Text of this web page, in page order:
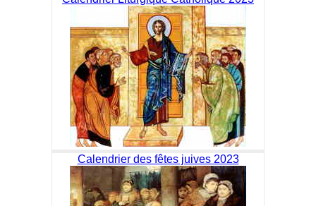
Calendrier des fêtes juives 2023